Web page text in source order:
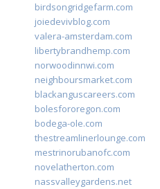
birdsongridgefarm.com
joiedevivblog.com
valera-amsterdam.com
libertybrandhemp.com
norwoodinnwi.com
neighboursmarket.com
blackanguscareers.com
bolesfororegon.com
bodega-ole.com
thestreamlinerlounge.com
mestrinorubanofc.com
novelatherton.com
nassvalleygardens.net